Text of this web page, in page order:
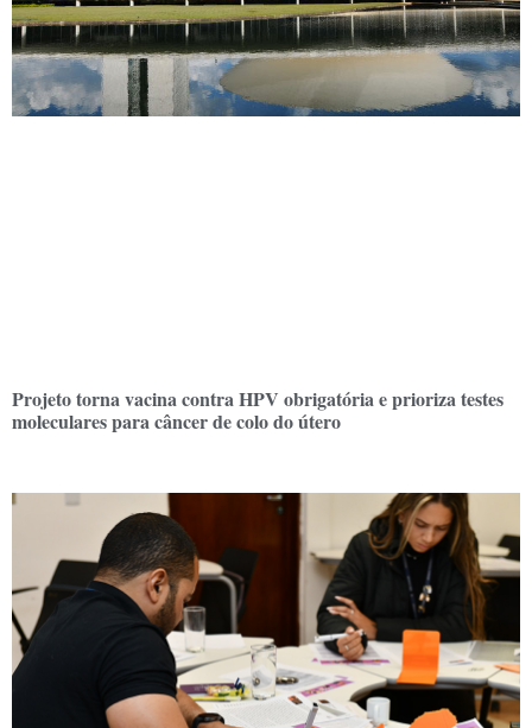
Projeto torna vacina contra HPV obrigatória e prioriza testes
moleculares para câncer de colo do útero